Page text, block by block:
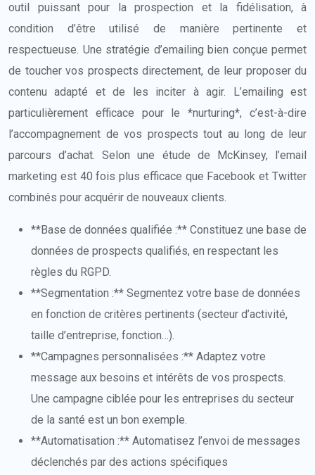
outil puissant pour la prospection et la fidélisation, à
condition d’être utilisé de manière pertinente et
respectueuse. Une stratégie d’emailing bien conçue permet
de toucher vos prospects directement, de leur proposer du
contenu adapté et de les inciter à agir. L’emailing est
particulièrement efficace pour le *nurturing*, c’est-à-dire
l’accompagnement de vos prospects tout au long de leur
parcours d’achat. Selon une étude de McKinsey, l’email
marketing est 40 fois plus efficace que Facebook et Twitter
combinés pour acquérir de nouveaux clients.
**Base de données qualifiée :** Constituez une base de
données de prospects qualifiés, en respectant les
règles du RGPD.
**Segmentation :** Segmentez votre base de données
en fonction de critères pertinents (secteur d’activité,
taille d’entreprise, fonction…).
**Campagnes personnalisées :** Adaptez votre
message aux besoins et intérêts de vos prospects.
Une campagne ciblée pour les entreprises du secteur
de la santé est un bon exemple.
**Automatisation :** Automatisez l’envoi de messages
déclenchés par des actions spécifiques